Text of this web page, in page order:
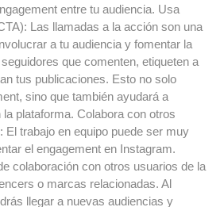
entre tu audiencia. Usa
Las llamadas a la acción son una
a tu audiencia y fomentar la
que comenten, etiqueten a
tus publicaciones. Esto no solo
sino que también ayudará a
plataforma. Colabora con otros
El trabajo en equipo puede ser muy
el engagement en Instagram.
colaboración con otros usuarios de la
o marcas relacionadas. Al
llegar a nuevas audiencias y